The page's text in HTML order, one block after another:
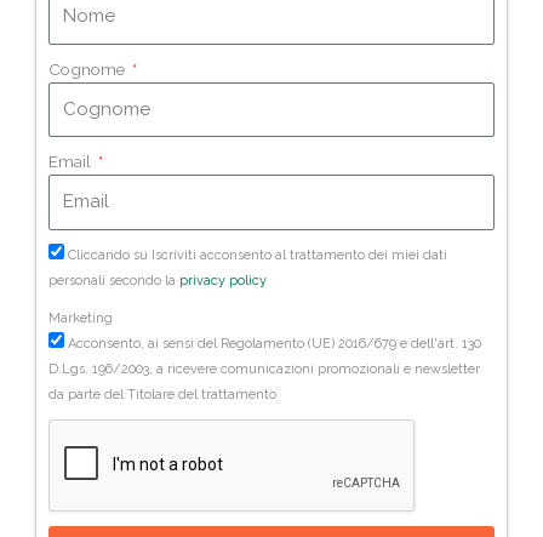
Cognome
Email
Cliccando su Iscriviti acconsento al trattamento dei miei dati
personali secondo la privacy policy
Marketing
Acconsento, ai sensi del Regolamento (UE) 2016/679 e dell'art. 130
D.Lgs. 196/2003, a ricevere comunicazioni promozionali e newsletter
da parte del Titolare del trattamento